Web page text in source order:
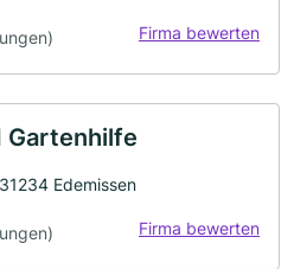
Firma bewerten
Gartenhilfe
Edemissen
Firma bewerten